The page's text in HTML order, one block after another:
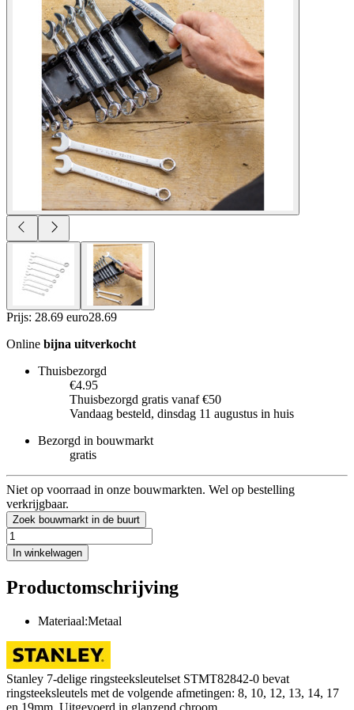
Prijs: 28.69 euro28.69
Online bijna uitverkocht
Thuisbezorgd
€4.95
Thuisbezorgd gratis vanaf €50
Vandaag besteld, dinsdag 11 augustus in huis
Bezorgd in bouwmarkt
gratis
Niet op voorraad in onze bouwmarkten. Wel op bestelling
verkrijgbaar.
Zoek bouwmarkt in de buurt
In winkelwagen
Productomschrijving
Materiaal:Metaal
Stanley 7-delige ringsteeksleutelset STMT82842-0 bevat
ringsteeksleutels met de volgende afmetingen: 8, 10, 12, 13, 14, 17
en 19mm. Uitgevoerd in glanzend chroom.